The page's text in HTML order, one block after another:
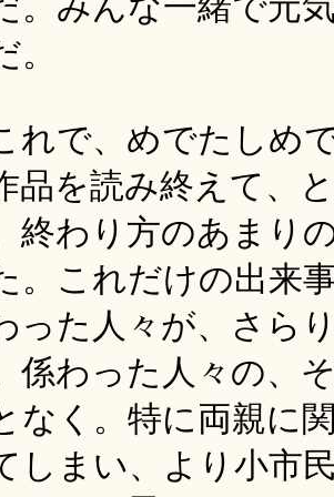
。みんな一緒で元
。
で、めでたしめ
を読み終えて、
終わり方のあまり
。これだけの出来
った人々が、さら
係わった人々の、
なく。特に両親に
しまい、より小市